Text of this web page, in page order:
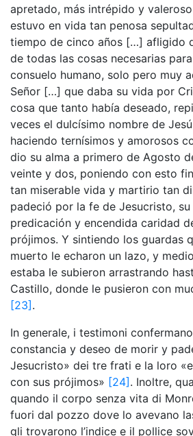
apretado, más intrépido y
estuvo en vida tan penosa
tiempo de cinco años […] afligido
de todas las cosas necesarias
consuelo humano, solo pero muy
Señor […] que daba su vida por
cosa que tanto había deseado,
veces el dulcísimo nombre de
haciendo ternísimos y amorosos
dio su alma a primero de Agosto
veinte y dos, poniendo con esto
tan miserable vida y martirio tan
padeció por la fe de Jesucristo,
predicación y encendida caridad
prójimos. Y sintiendo los guardas
muerto le echaron un lazo, y
estaba le subieron arrastrando
Castillo, donde le pusieron con
[23] .
In generale, i testimoni
constancia y deseo de morir y
Jesucristo» dei tre frati e la loro
con sus prójimos» [24] . Inoltre,
quando il corpo senza vita di
fuori dal pozzo dove lo avevano
gli trovarono l’indice e il pollice